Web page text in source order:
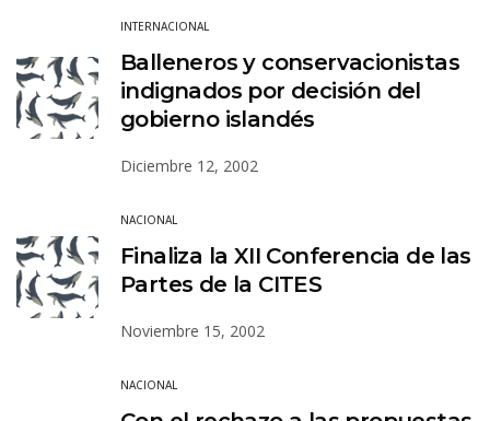
INTERNACIONAL
Balleneros y conservacionistas
indignados por decisión del
gobierno islandés
Diciembre 12, 2002
NACIONAL
Finaliza la XII Conferencia de las
Partes de la CITES
Noviembre 15, 2002
NACIONAL